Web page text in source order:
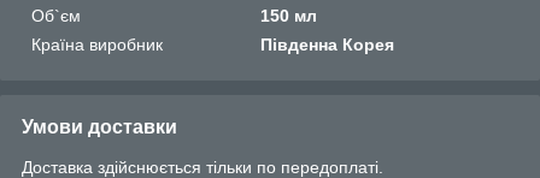
Об`єм
150 мл
Країна виробник
Південна Корея
Умови доставки
Доставка здійснюється тільки по передоплаті.